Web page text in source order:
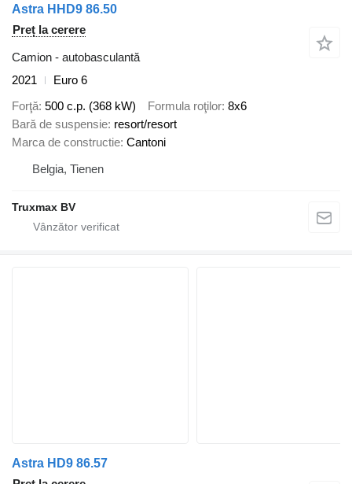
Astra HHD9 86.50
Preț la cerere
Camion - autobasculantă
2021
Euro 6
Forţă 500 c.p. (368 kW) Formula roţilor 8x6
Bară de suspensie resort/resort
Marca de constructie Cantoni
Belgia, Tienen
Truxmax BV
Astra HD9 86.57